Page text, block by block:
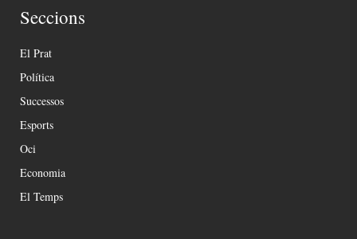
Seccions
El Prat
Política
Successos
Esports
Oci
Economia
El Temps